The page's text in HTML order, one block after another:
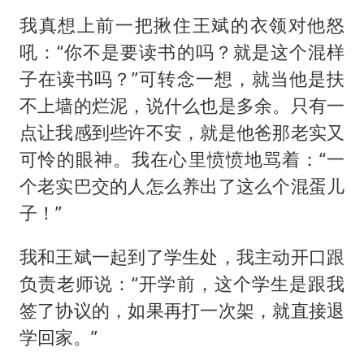
我真想上前一把揪住王斌的衣领对他怒
吼：“你不是要读书的吗？就是这个混样
子在读书吗？”可转念一想，就当他是扶
不上墙的烂泥，说什么也是多余。只有一
点让我感到些许不安，就是他爸那老实又
可怜的眼神。我在心里愤愤地骂着：“一
个老实巴交的人怎么养出了这么个混蛋儿
子！”
我和王斌一起到了学生处，我主动开口跟
负责老师说：“开学前，这个学生是跟我
签了协议的，如果再打一次架，就直接退
学回家。”